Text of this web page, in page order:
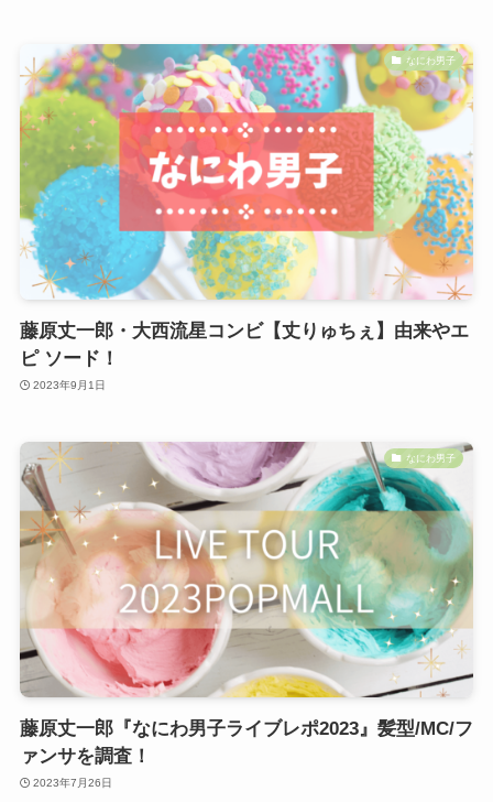
なにわ男子
藤原丈一郎・大西流星コンビ【丈りゅちぇ】由来やエ
ピ ソード！
2023年9月1日
なにわ男子
藤原丈一郎『なにわ男子ライブレポ2023』髪型/MC/フ
ァンサを調査！
2023年7月26日